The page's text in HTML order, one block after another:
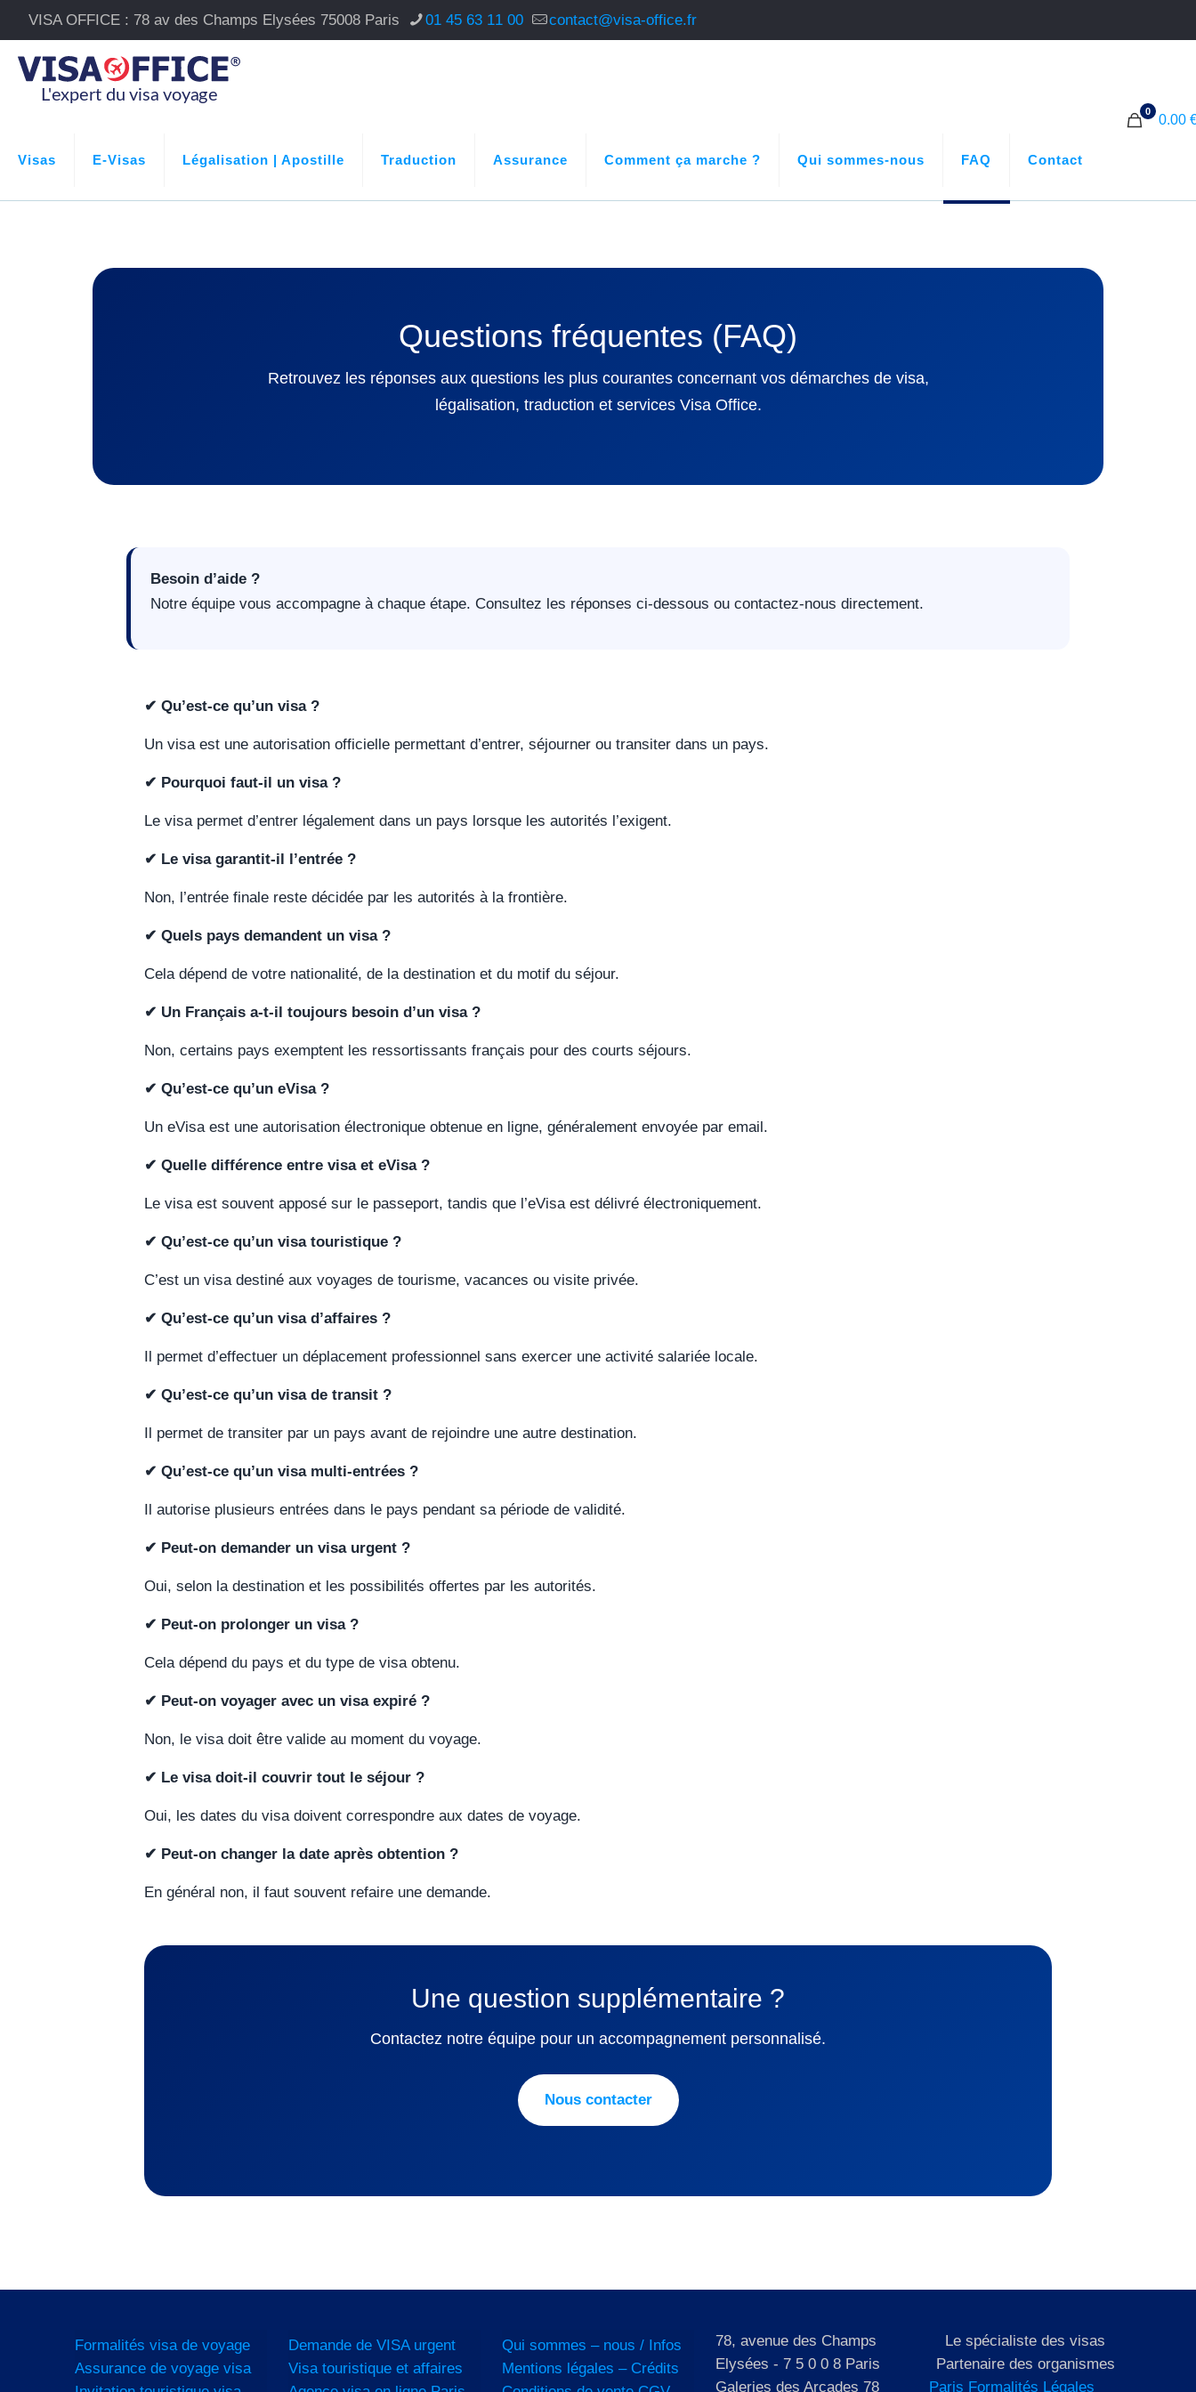
VISA OFFICE : 78 av des Champs Elysées 75008 Paris 01 45 63 11 00 contact@visa-office.fr
Visas E-Visas Légalisation | Apostille Traduction Assurance Comment ça marche ? Qui sommes-nous FAQ Contact
0
0.00
Questions fréquentes (FAQ)
Retrouvez les réponses aux questions les plus courantes concernant vos démarches de visa,
légalisation, traduction et services Visa Office.
Besoin d’aide ?
Notre équipe vous accompagne à chaque étape. Consultez les réponses ci-dessous ou contactez-nous directement.
✔ Qu’est-ce qu’un visa ?
Un visa est une autorisation officielle permettant d’entrer, séjourner ou transiter dans un pays.
✔ Pourquoi faut-il un visa ?
Le visa permet d’entrer légalement dans un pays lorsque les autorités l’exigent.
✔ Le visa garantit-il l’entrée ?
Non, l’entrée finale reste décidée par les autorités à la frontière.
✔ Quels pays demandent un visa ?
Cela dépend de votre nationalité, de la destination et du motif du séjour.
✔ Un Français a-t-il toujours besoin d’un visa ?
Non, certains pays exemptent les ressortissants français pour des courts séjours.
✔ Qu’est-ce qu’un eVisa ?
Un eVisa est une autorisation électronique obtenue en ligne, généralement envoyée par email.
✔ Quelle différence entre visa et eVisa ?
Le visa est souvent apposé sur le passeport, tandis que l’eVisa est délivré électroniquement.
✔ Qu’est-ce qu’un visa touristique ?
C’est un visa destiné aux voyages de tourisme, vacances ou visite privée.
✔ Qu’est-ce qu’un visa d’affaires ?
Il permet d’effectuer un déplacement professionnel sans exercer une activité salariée locale.
✔ Qu’est-ce qu’un visa de transit ?
Il permet de transiter par un pays avant de rejoindre une autre destination.
✔ Qu’est-ce qu’un visa multi-entrées ?
Il autorise plusieurs entrées dans le pays pendant sa période de validité.
✔ Peut-on demander un visa urgent ?
Oui, selon la destination et les possibilités offertes par les autorités.
✔ Peut-on prolonger un visa ?
Cela dépend du pays et du type de visa obtenu.
✔ Peut-on voyager avec un visa expiré ?
Non, le visa doit être valide au moment du voyage.
✔ Le visa doit-il couvrir tout le séjour ?
Oui, les dates du visa doivent correspondre aux dates de voyage.
✔ Peut-on changer la date après obtention ?
En général non, il faut souvent refaire une demande.
Une question supplémentaire ?
Contactez notre équipe pour un accompagnement personnalisé.
Nous contacter
Formalités visa de voyage
Assurance de voyage visa
Demande de VISA urgent
Visa touristique et affaires
Qui sommes – nous / Infos
Mentions légales – Crédits
78, avenue des Champs
Elysées - 7 5 0 0 8 Paris
Galeries des Arcades 78
Le spécialiste des visas
Partenaire des organismes
Paris Formalités Légales